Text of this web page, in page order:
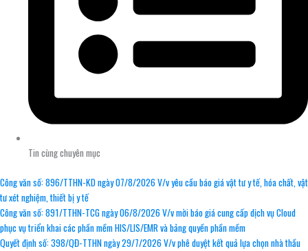
Tin cùng chuyên mục
Công văn số: 896/TTHN-KD ngày 07/8/2026 V/v yêu cầu báo giá vật tư y tế, hóa chất, vật
tư xét nghiệm, thiết bị y tế
Công văn số: 891/TTHN-TCG ngày 06/8/2026 V/v mời báo giá cung cấp dịch vụ Cloud
phục vụ triển khai các phần mềm HIS/LIS/EMR và bảng quyền phần mềm
Quyết định số: 398/QĐ-TTHN ngày 29/7/2026 V/v phê duyệt kết quả lựa chọn nhà thầu